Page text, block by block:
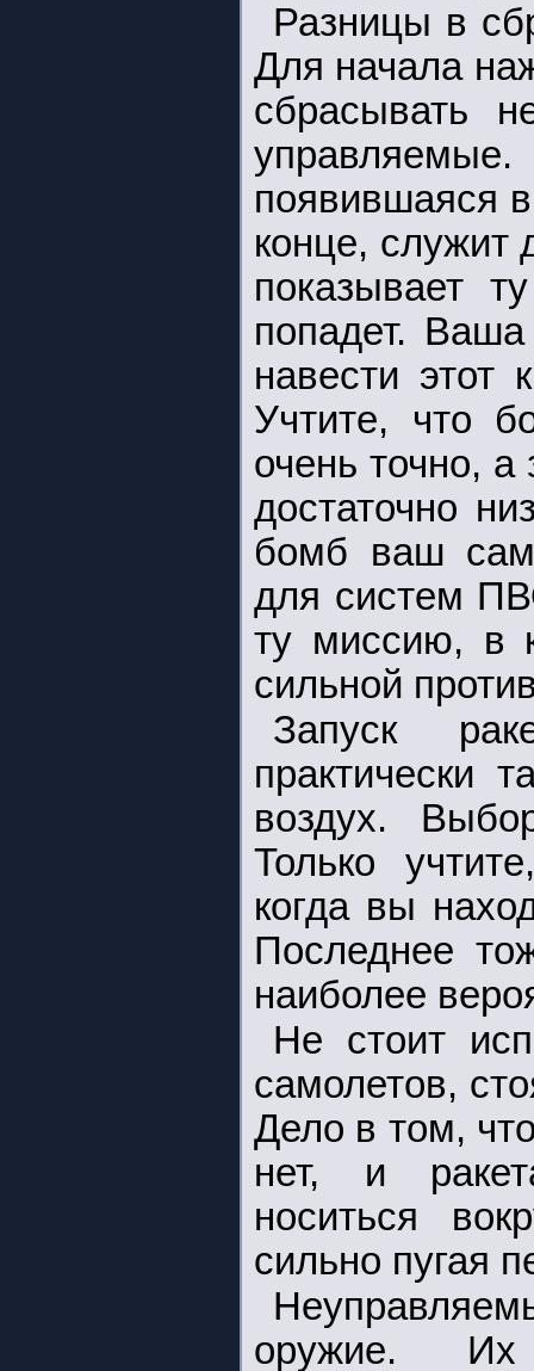
Разницы в
Для начала
сбрасывать
появившаяся
конце, служит
показывает
попадет.
навести этот
Учтите, что
очень точно,
достаточно
бомб ваш
для систем
ту миссию, в
сильной
Запуск
практически
воздух.
Только
когда вы
Последнее
наиболее
Не стоит
самолетов,
Дело в том,
нет, и
носиться
сильно пугая
оружие. Их